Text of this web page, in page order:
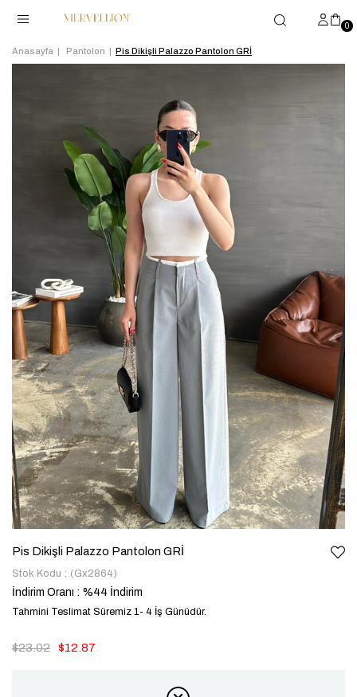
0
Anasayfa Pantolon Pis Dikişli Palazzo Pantolon GRİ
Pis Dikişli Palazzo Pantolon GRİ
Stok Kodu (Gx2864)
İndirim Oranı : %44 İndirim
Tahmini Teslimat Süremiz 1- 4 İş Günüdür.
$23.02 $12.87